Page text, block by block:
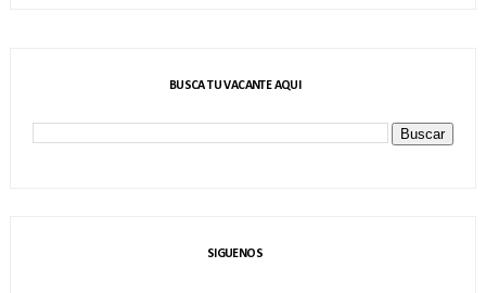
BUSCA TU VACANTE AQUI
SIGUENOS